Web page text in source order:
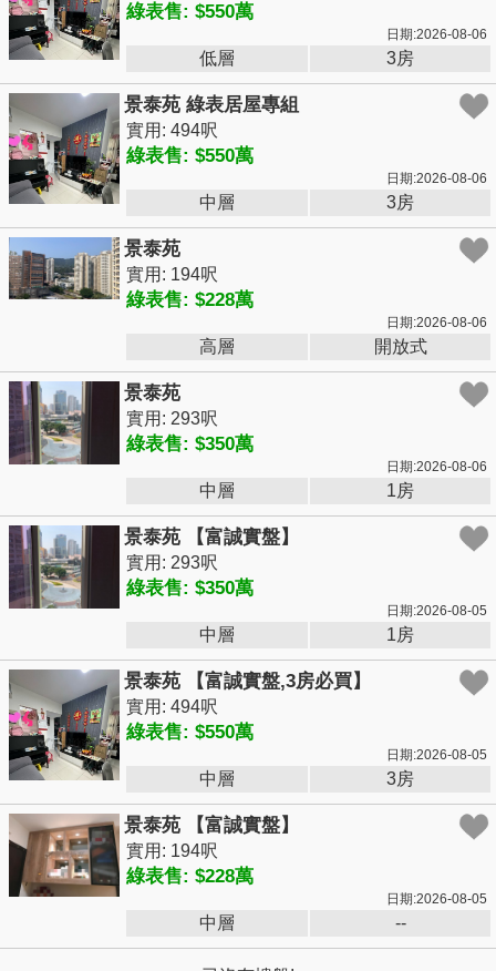
綠表售: $550萬
日期:2026-08-06
低層 3房
景泰苑 綠表居屋專組
實用: 494呎
綠表售: $550萬
日期:2026-08-06
中層 3房
景泰苑
實用: 194呎
綠表售: $228萬
日期:2026-08-06
高層 開放式
景泰苑
實用: 293呎
綠表售: $350萬
日期:2026-08-06
中層 1房
景泰苑 【富誠實盤】
實用: 293呎
綠表售: $350萬
日期:2026-08-05
中層 1房
景泰苑 【富誠實盤,3房必買】
實用: 494呎
綠表售: $550萬
日期:2026-08-05
中層 3房
景泰苑 【富誠實盤】
實用: 194呎
綠表售: $228萬
日期:2026-08-05
中層 --